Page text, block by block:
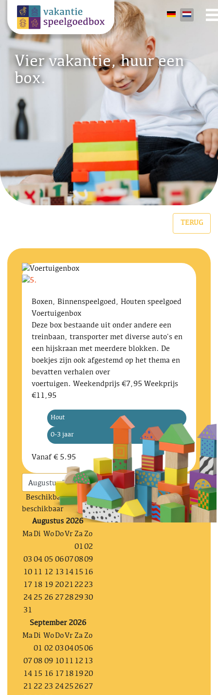
Vier vakantie, huur een
box.
TERUG
Boxen, Binnenspeelgoed, Houten speelgoed
Voertuigenbox
Deze box bestaande uit onder andere een
treinbaan, transporter met diverse auto's en
een hijskraan met meerdere blokken. De
boekjes zijn ook afgestemd op het thema en
bevatten verhalen over
voertuigen. Weekendprijs €7,95 Weekprijs
€11,95
Hout
0-3 jaar
Vanaf € 5.95
Beschikbaar Deels gereserveerd
Niet
beschikbaar
Augustus 2026
MaDi WoDoVr ZaZo
0102
03 04 05 06070809
10 11 12 13 14 15 16
17 18 19 2021 22 23
24 25 26 27 282930
31
September 2026
MaDi WoDoVr ZaZo
01 02 03040506
07 08 09 10 11 12 13
14 15 16 17 18 1920
21 22 23 2425 2627